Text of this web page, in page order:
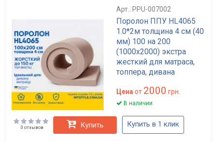
Арт.: PPU-007002
Поролон ППУ HL4065
1.0*2м толщина 4 см (40
мм) 100 на 200
(1000х2000) экстра
жесткий для матраса,
топпера, дивана
Цена от 2000 грн.
В наличии
0 отзывов Купить Купить в 1 клик